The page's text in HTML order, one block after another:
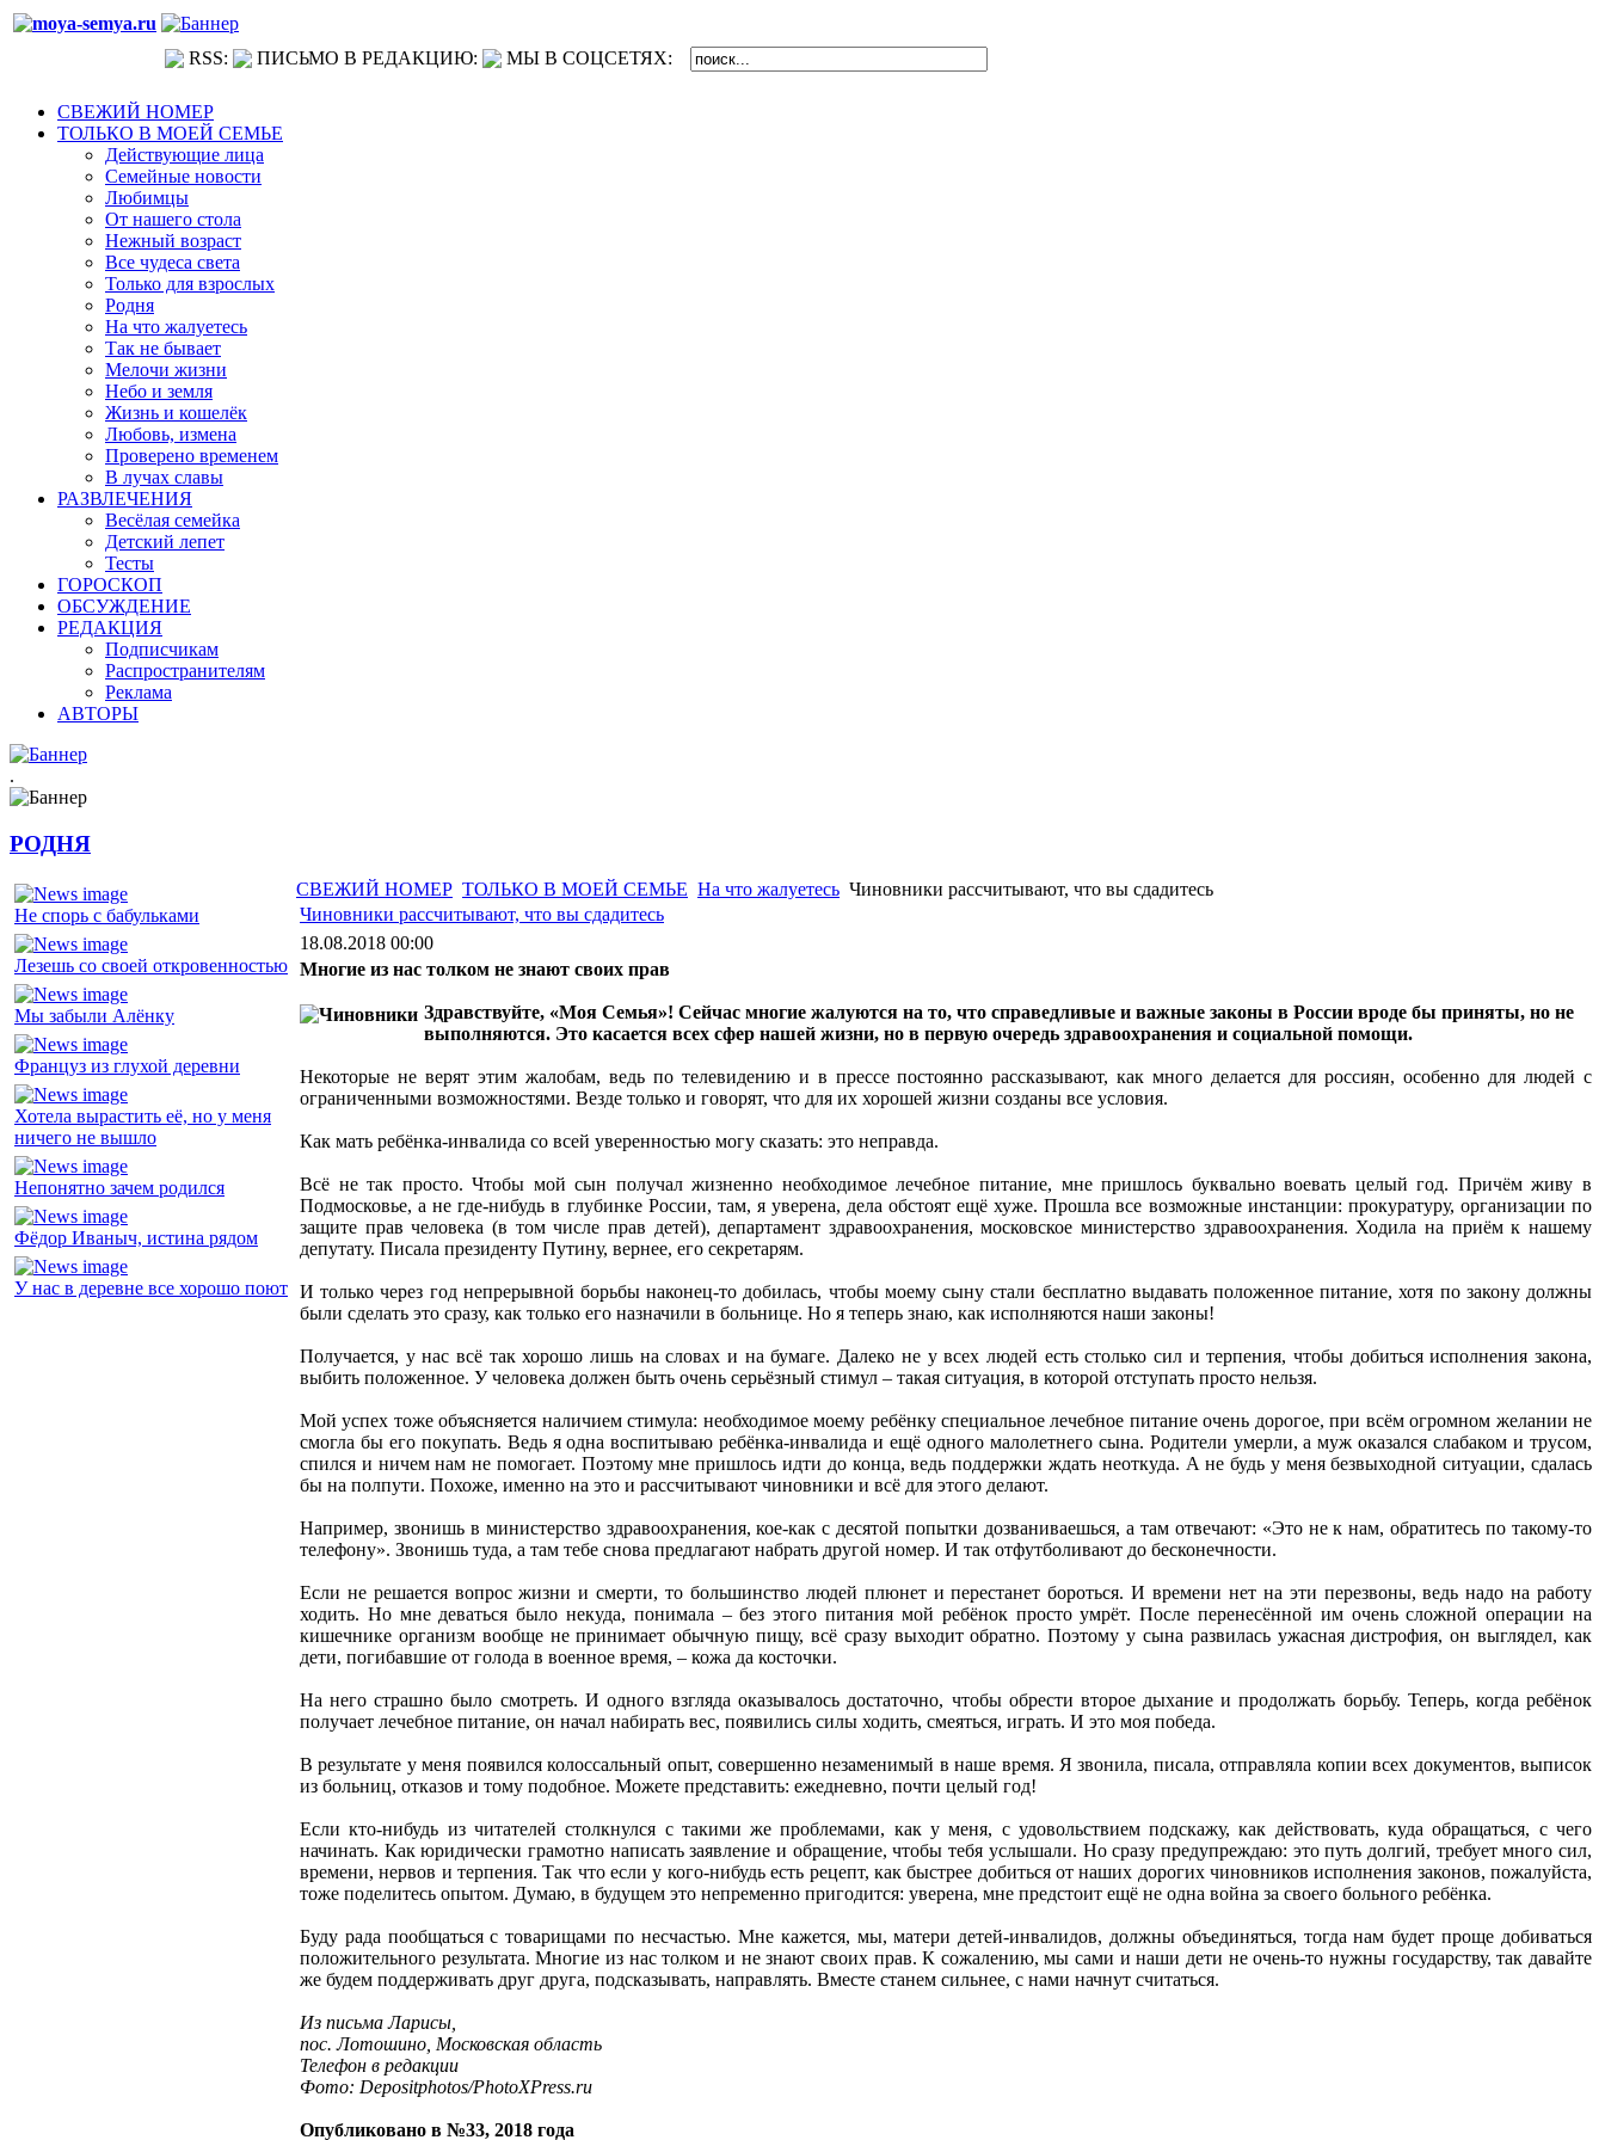
RSS: ПИСЬМО В РЕДАКЦИЮ: МЫ В СОЦСЕТЯХ:
СВЕЖИЙ НОМЕР
ТОЛЬКО В МОЕЙ СЕМЬЕ
Действующие лица
Семейные новости
Любимцы
От нашего стола
Нежный возраст
Все чудеса света
Только для взрослых
Родня
На что жалуетесь
Так не бывает
Мелочи жизни
Небо и земля
Жизнь и кошелёк
Любовь, измена
Проверено временем
В лучах славы
РАЗВЛЕЧЕНИЯ
Весёлая семейка
Детский лепет
Тесты
ГОРОСКОП
ОБСУЖДЕНИЕ
РЕДАКЦИЯ
Подписчикам
Распространителям
Реклама
АВТОРЫ
.
РОДНЯ
Не спорь с бабульками
Лезешь со своей откровенностью
Мы забыли Алёнку
Француз из глухой деревни
Хотела вырастить её, но у меня
ничего не вышло
Непонятно зачем родился
Фёдор Иваныч, истина рядом
У нас в деревне все хорошо поют
СВЕЖИЙ НОМЕР ТОЛЬКО В МОЕЙ СЕМЬЕ На что жалуетесь Чиновники рассчитывают, что вы сдадитесь
Чиновники рассчитывают, что вы сдадитесь
18.08.2018 00:00
Многие из нас толком не знают своих прав
Здравствуйте, «Моя Семья»! Сейчас многие жалуются на то, что справедливые и важные законы в России вроде бы приняты, но не
выполняются. Это касается всех сфер нашей жизни, но в первую очередь здравоохранения и социальной помощи.
Некоторые не верят этим жалобам, ведь по телевидению и в прессе постоянно рассказывают, как много делается для россиян, особенно для людей с
ограниченными возможностями. Везде только и говорят, что для их хорошей жизни созданы все условия.
Как мать ребёнка-инвалида со всей уверенностью могу сказать: это неправда.
Всё не так просто. Чтобы мой сын получал жизненно необходимое лечебное питание, мне пришлось буквально воевать целый год. Причём живу в
Подмосковье, а не где-нибудь в глубинке России, там, я уверена, дела обстоят ещё хуже. Прошла все возможные инстанции: прокуратуру, организации по
защите прав человека (в том числе прав детей), департамент здравоохранения, московское министерство здравоохранения. Ходила на приём к нашему
депутату. Писала президенту Путину, вернее, его секретарям.
И только через год непрерывной борьбы наконец-то добилась, чтобы моему сыну стали бесплатно выдавать положенное питание, хотя по закону должны
были сделать это сразу, как только его назначили в больнице. Но я теперь знаю, как исполняются наши законы!
Получается, у нас всё так хорошо лишь на словах и на бумаге. Далеко не у всех людей есть столько сил и терпения, чтобы добиться исполнения закона,
выбить положенное. У человека должен быть очень серьёзный стимул – такая ситуация, в которой отступать просто нельзя.
Мой успех тоже объясняется наличием стимула: необходимое моему ребёнку специальное лечебное питание очень дорогое, при всём огромном желании не
смогла бы его покупать. Ведь я одна воспитываю ребёнка-инвалида и ещё одного малолетнего сына. Родители умерли, а муж оказался слабаком и трусом,
спился и ничем нам не помогает. Поэтому мне пришлось идти до конца, ведь поддержки ждать неоткуда. А не будь у меня безвыходной ситуации, сдалась
бы на полпути. Похоже, именно на это и рассчитывают чиновники и всё для этого делают.
Например, звонишь в министерство здравоохранения, кое-как с десятой попытки дозваниваешься, а там отвечают: «Это не к нам, обратитесь по такому-то
телефону». Звонишь туда, а там тебе снова предлагают набрать другой номер. И так отфутболивают до бесконечности.
Если не решается вопрос жизни и смерти, то большинство людей плюнет и перестанет бороться. И времени нет на эти перезвоны, ведь надо на работу
ходить. Но мне деваться было некуда, понимала – без этого питания мой ребёнок просто умрёт. После перенесённой им очень сложной операции на
кишечнике организм вообще не принимает обычную пищу, всё сразу выходит обратно. Поэтому у сына развилась ужасная дистрофия, он выглядел, как
дети, погибавшие от голода в военное время, – кожа да косточки.
На него страшно было смотреть. И одного взгляда оказывалось достаточно, чтобы обрести второе дыхание и продолжать борьбу. Теперь, когда ребёнок
получает лечебное питание, он начал набирать вес, появились силы ходить, смеяться, играть. И это моя победа.
В результате у меня появился колоссальный опыт, совершенно незаменимый в наше время. Я звонила, писала, отправляла копии всех документов, выписок
из больниц, отказов и тому подобное. Можете представить: ежедневно, почти целый год!
Если кто-нибудь из читателей столкнулся с такими же проблемами, как у меня, с удовольствием подскажу, как действовать, куда обращаться, с чего
начинать. Как юридически грамотно написать заявление и обращение, чтобы тебя услышали. Но сразу предупреждаю: это путь долгий, требует много сил,
времени, нервов и терпения. Так что если у кого-нибудь есть рецепт, как быстрее добиться от наших дорогих чиновников исполнения законов, пожалуйста,
тоже поделитесь опытом. Думаю, в будущем это непременно пригодится: уверена, мне предстоит ещё не одна война за своего больного ребёнка.
Буду рада пообщаться с товарищами по несчастью. Мне кажется, мы, матери детей-инвалидов, должны объединяться, тогда нам будет проще добиваться
положительного результата. Многие из нас толком и не знают своих прав. К сожалению, мы сами и наши дети не очень-то нужны государству, так давайте
же будем поддерживать друг друга, подсказывать, направлять. Вместе станем сильнее, с нами начнут считаться.
Из письма Ларисы,
пос. Лотошино, Московская область
Телефон в редакции
Фото: Depositphotos/PhotoXPress.ru
Опубликовано в №33, 2018 года